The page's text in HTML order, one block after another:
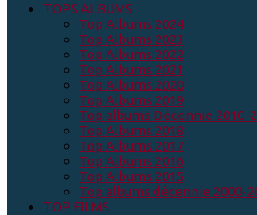
TOPS ALBUMS
Top Albums 2024
Top Albums 2023
Top Albums 2022
Top Albums 2021
Top Albums 2020
Top Albums 2019
Top albums Décennie 2010-
Top Albums 2018
Top Albums 2017
Top Albums 2016
Top Albums 2015
Top albums décennie 2000-
TOP FILMS